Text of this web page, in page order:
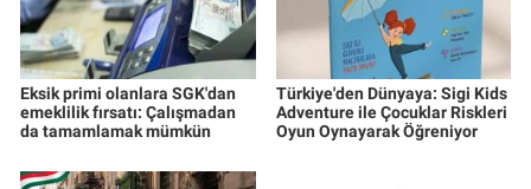
Eksik primi olanlara SGK'dan
emeklilik fırsatı: Çalışmadan
da tamamlamak mümkün
Türkiye'den Dünyaya: Sigi Kids
Adventure ile Çocuklar Riskleri
Oyun Oynayarak Öğreniyor